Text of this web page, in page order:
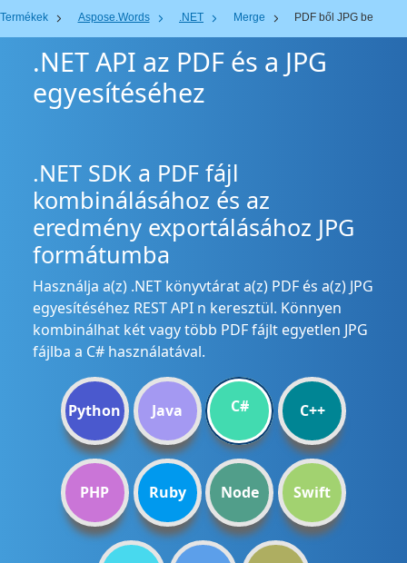
Termékek Aspose.Words .NET Merge PDF ből JPG be
.NET API az PDF és a JPG
egyesítéséhez
.NET SDK a PDF fájl
kombinálásához és az
eredmény exportálásához JPG
formátumba
Használja a(z) .NET könyvtárat a(z) PDF és a(z) JPG
egyesítéséhez REST API n keresztül. Könnyen
kombinálhat két vagy több PDF fájlt egyetlen JPG
fájlba a C# használatával.
Python Java C# C++
PHP Ruby Node Swift